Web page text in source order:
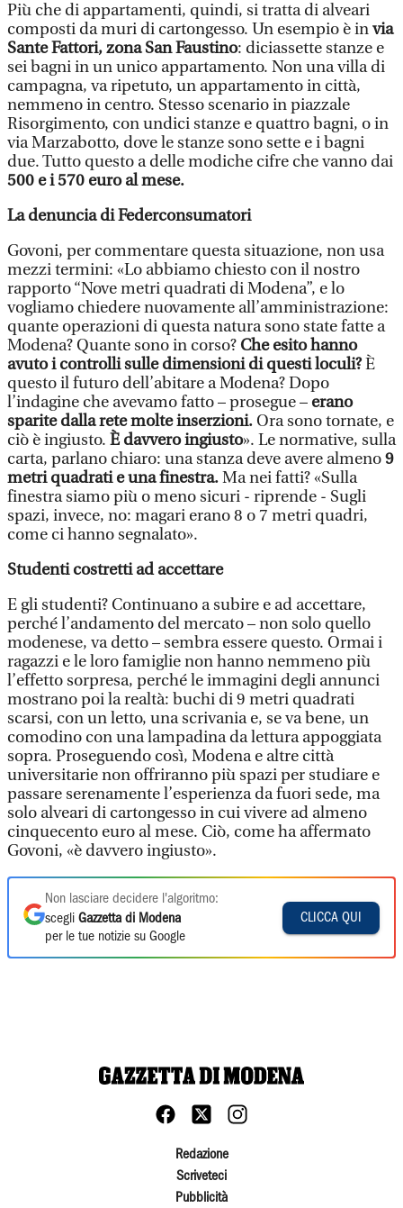
Più che di appartamenti, quindi, si tratta di alveari
composti da muri di cartongesso. Un esempio è invia
Sante Fattori, zona San Faustino: diciassette stanze e
sei bagni in un unico appartamento. Non una villa di
campagna, va ripetuto, un appartamento in città,
nemmeno in centro. Stesso scenario in piazzale
Risorgimento, con undici stanze e quattro bagni, o in
via Marzabotto, dove le stanze sono sette e i bagni
due. Tutto questo a delle modiche cifre che vanno dai
500 e i 570 euro al mese.
La denuncia di Federconsumatori
Govoni, per commentare questa situazione, non usa
mezzi termini: «Lo abbiamo chiesto con il nostro
rapporto “Nove metri quadrati di Modena”, e lo
vogliamo chiedere nuovamente all’amministrazione:
quante operazioni di questa natura sono state fatte a
Modena? Quante sono in corso? Che esito hanno
avuto i controlli sulle dimensioni di questi loculi?È
questo il futuro dell’abitare a Modena? Dopo
l’indagine che avevamo fatto – prosegue – erano
sparite dalla rete molte inserzioni. Ora sono tornate, e
ciò è ingiusto. È davvero ingiusto». Le normative, sulla
carta, parlano chiaro: una stanza deve avere almeno9
metri quadrati e una finestra.Ma nei fatti? «Sulla
finestra siamo più o meno sicuri - riprende - Sugli
spazi, invece, no: magari erano 8 o 7 metri quadri,
come ci hanno segnalato».
Studenti costretti ad accettare
E gli studenti? Continuano a subire e ad accettare,
perché l’andamento del mercato – non solo quello
modenese, va detto – sembra essere questo. Ormai i
ragazzi e le loro famiglie non hanno nemmeno più
l’effetto sorpresa, perché le immagini degli annunci
mostrano poi la realtà: buchi di 9 metri quadrati
scarsi, con un letto, una scrivania e, se va bene, un
comodino con una lampadina da lettura appoggiata
sopra. Proseguendo così, Modena e altre città
universitarie non offriranno più spazi per studiare e
passare serenamente l’esperienza da fuori sede, ma
solo alveari di cartongesso in cui vivere ad almeno
cinquecento euro al mese. Ciò, come ha affermato
Govoni, «è davvero ingiusto».
Non lasciare decidere l'algoritmo:
scegli Gazzetta di Modena
per le tue notizie su Google
CLICCA QUI
Redazione
Scriveteci
Pubblicità